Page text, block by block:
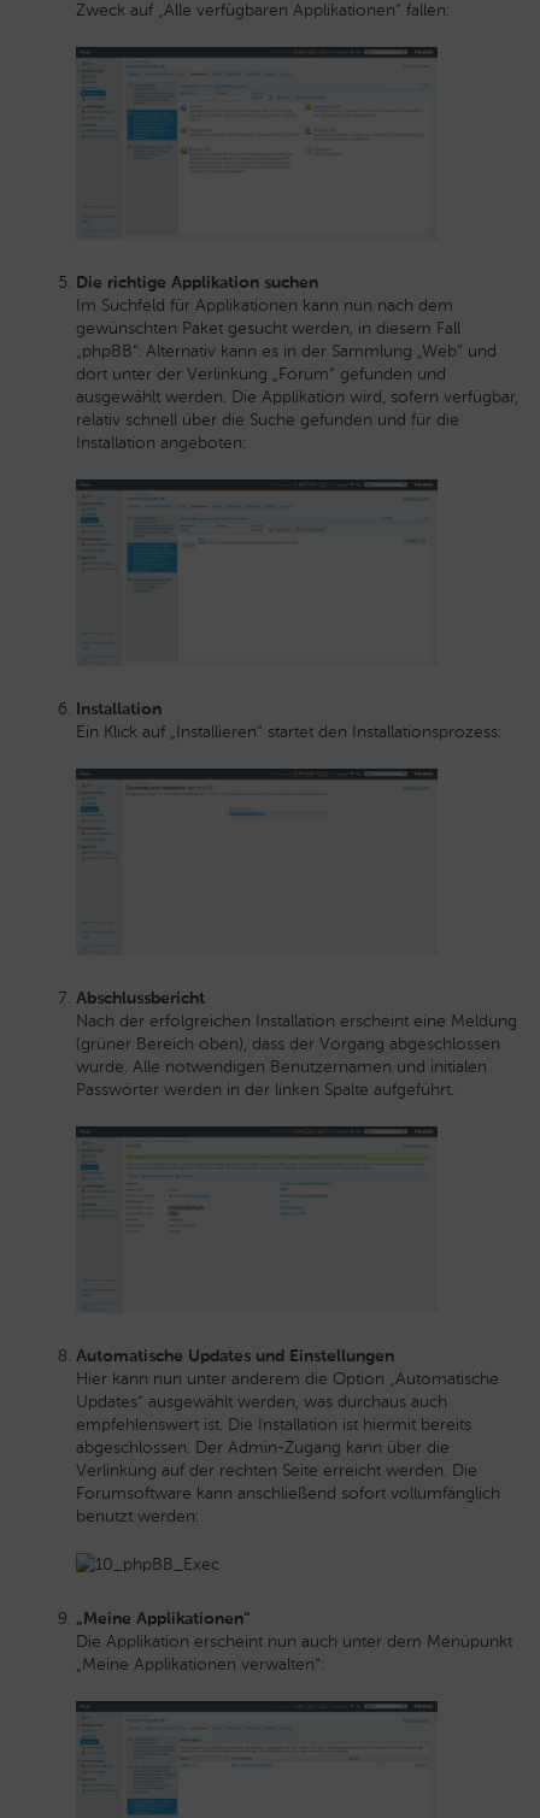
Zweck auf „Alle verfügbaren Applikationen“ fallen:
Die richtige Applikation suchen
Im Suchfeld für Applikationen kann nun nach dem
gewünschten Paket gesucht werden, in diesem Fall
„phpBB“. Alternativ kann es in der Sammlung „Web“ und
dort unter der Verlinkung „Forum“ gefunden und
ausgewählt werden. Die Applikation wird, sofern verfügbar,
relativ schnell über die Suche gefunden und für die
Installation angeboten:
Installation
Ein Klick auf „Installieren“ startet den Installationsprozess:
Abschlussbericht
Nach der erfolgreichen Installation erscheint eine Meldung
(grüner Bereich oben), dass der Vorgang abgeschlossen
wurde. Alle notwendigen Benutzernamen und initialen
Passwörter werden in der linken Spalte aufgeführt.
Automatische Updates und Einstellungen
Hier kann nun unter anderem die Option „Automatische
Updates“ ausgewählt werden, was durchaus auch
empfehlenswert ist. Die Installation ist hiermit bereits
abgeschlossen. Der Admin-Zugang kann über die
Verlinkung auf der rechten Seite erreicht werden. Die
Forumsoftware kann anschließend sofort vollumfänglich
benutzt werden:
„Meine Applikationen“
Die Applikation erscheint nun auch unter dem Menüpunkt
„Meine Applikationen verwalten“: